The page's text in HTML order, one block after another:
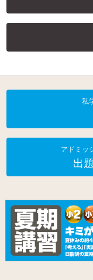
私
アドミッ
出